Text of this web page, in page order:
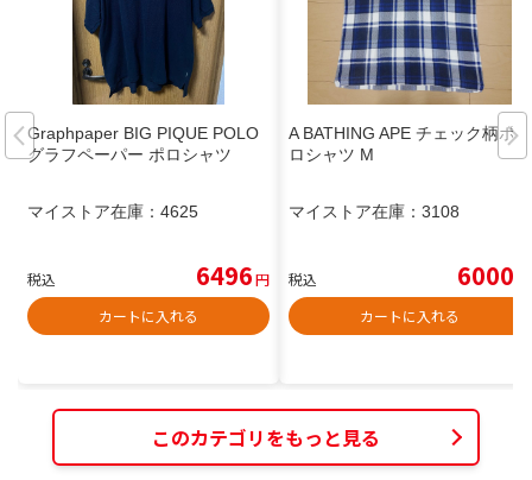
Graphpaper BIG PIQUE POLO
グラフペーパー ポロシャツ
マイストア在庫： 4625
税込 6496円
カートに入れる
A BATHING APE チェック柄ポ
ロシャツ M
マイストア在庫： 3108
税込 6000
カートに入れる
このカテゴリをもっと見る